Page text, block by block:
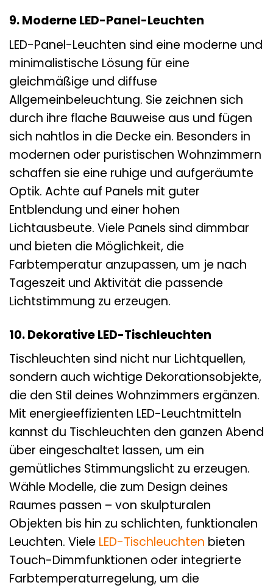
9. Moderne LED-Panel-Leuchten
LED-Panel-Leuchten sind eine moderne und
minimalistische Lösung für eine
gleichmäßige und diffuse
Allgemeinbeleuchtung. Sie zeichnen sich
durch ihre flache Bauweise aus und fügen
sich nahtlos in die Decke ein. Besonders in
modernen oder puristischen Wohnzimmern
schaffen sie eine ruhige und aufgeräumte
Optik. Achte auf Panels mit guter
Entblendung und einer hohen
Lichtausbeute. Viele Panels sind dimmbar
und bieten die Möglichkeit, die
Farbtemperatur anzupassen, um je nach
Tageszeit und Aktivität die passende
Lichtstimmung zu erzeugen.
10. Dekorative LED-Tischleuchten
Tischleuchten sind nicht nur Lichtquellen,
sondern auch wichtige Dekorationsobjekte,
die den Stil deines Wohnzimmers ergänzen.
Mit energieeffizienten LED-Leuchtmitteln
kannst du Tischleuchten den ganzen Abend
über eingeschaltet lassen, um ein
gemütliches Stimmungslicht zu erzeugen.
Wähle Modelle, die zum Design deines
Raumes passen – von skulpturalen
Objekten bis hin zu schlichten, funktionalen
Leuchten. Viele LED-Tischleuchten bieten
Touch-Dimmfunktionen oder integrierte
Farbtemperaturregelung, um die